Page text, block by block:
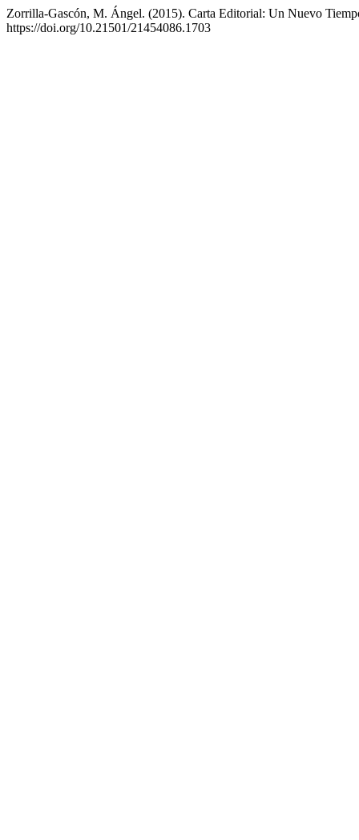
Zorrilla-Gascón, M. Ángel. (2015). Carta Editorial: Un Nuevo
https://doi.org/10.21501/21454086.1703